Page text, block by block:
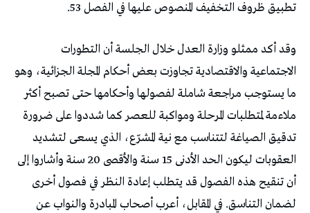
تطبيق ظروف التخفيف المنصوص عليها في الفصل 53.
وقد أكد ممثلو وزارة العدل خلال الجلسة أن التطورات
الاجتماعية والاقتصادية تجاوزت بعض أحكام المجلة الجزائية، وهو
ما يستوجب مراجعة شاملة لفصولها وأحكامها حتى تصبح أكثر
ملاءمة لمتطلبات المرحلة ومواكبة للعصر كما شددوا على ضرورة
تدقيق الصياغة لتتناسب مع نية المشرّع، الذي يسعى لتشديد
العقوبات ليكون الحد الأدنى 15 سنة والأقصى 20 سنة وأشاروا إلى
أن تنقيح هذه الفصول قد يتطلب إعادة النظر في فصول أخرى
لضمان التناسق. في المقابل، أعرب أصحاب المبادرة والنواب عن